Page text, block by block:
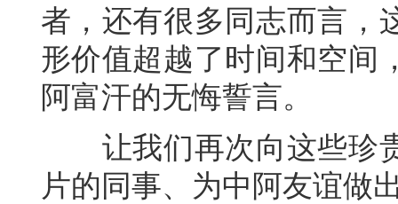
者，还有很多同志而言，
形价值超越了时间和空间
阿富汗的无悔誓言。
让我们再次向这些珍贵
片的同事、为中阿友谊做